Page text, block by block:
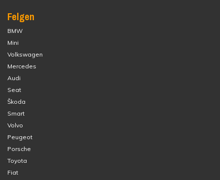
Felgen
BMW
Mini
Volkswagen
Mercedes
Audi
Seat
Škoda
Smart
Volvo
Peugeot
Porsche
Toyota
Fiat